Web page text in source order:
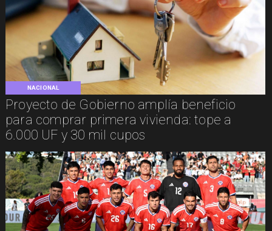
NACIONAL
Proyecto de Gobierno amplía beneficio
para comprar primera vivienda: tope a
6.000 UF y 30 mil cupos